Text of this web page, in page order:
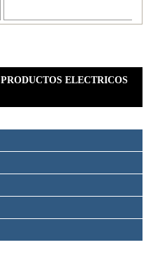
ELECTRICOS